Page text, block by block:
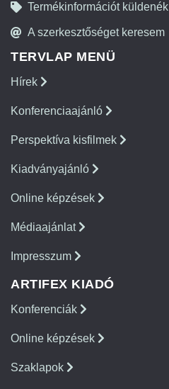
Termékinformációt küldenék
A szerkesztőséget keresem
TERVLAP MENÜ
Hírek
Konferenciaajánló
Perspektíva kisfilmek
Kiadványajánló
Online képzések
Médiaajánlat
Impresszum
ARTIFEX KIADÓ
Konferenciák
Online képzések
Szaklapok